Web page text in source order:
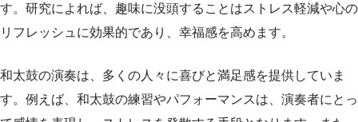
す。研究によれば、趣味に没頭することはストレス軽減や心の
リフレッシュに効果的であり、幸福感を高めます。
和太鼓の演奏は、多くの人々に喜びと満足感を提供していま
す。例えば、和太鼓の練習やパフォーマンスは、演奏者にとっ